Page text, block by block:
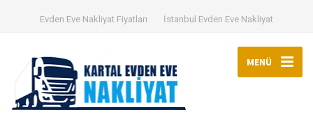
Evden Eve Nakliyat Fiyatları İstanbul Evden Eve Nakliyat
MENÜ